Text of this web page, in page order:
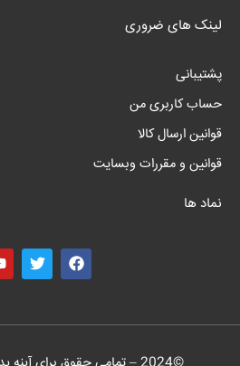
لینک های ضروری
پشتیبانی
حساب کاربری من
قوانین ارسال کالا
قوانین و مقررات وبسایت
نماد ها